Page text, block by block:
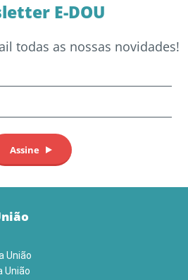
E-DOU
todas as nossas novidades!
União
União